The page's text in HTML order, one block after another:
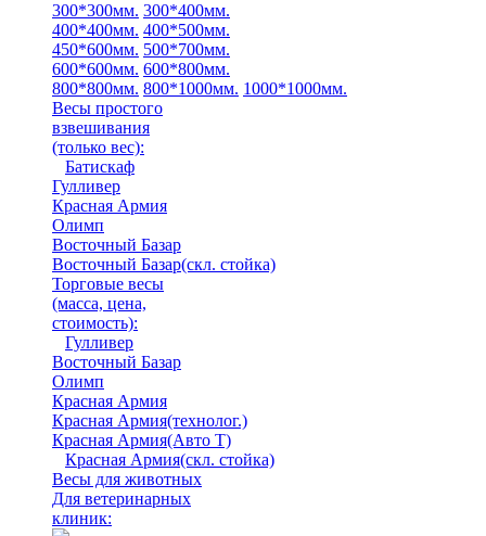
300*300мм. 300*400мм.
400*400мм. 400*500мм.
450*600мм. 500*700мм.
600*600мм. 600*800мм.
800*800мм. 800*1000мм. 1000*1000мм.
Весы простого
взвешивания
(только вес):
Батискаф
Гулливер
Красная Армия
Олимп
Восточный Базар
Восточный Базар(скл. стойка)
Торговые весы
(масса, цена,
стоимость):
Гулливер
Восточный Базар
Олимп
Красная Армия
Красная Армия(технолог.)
Красная Армия(Авто Т)
Красная Армия(скл. стойка)
Весы для животных
Для ветеринарных
клиник: